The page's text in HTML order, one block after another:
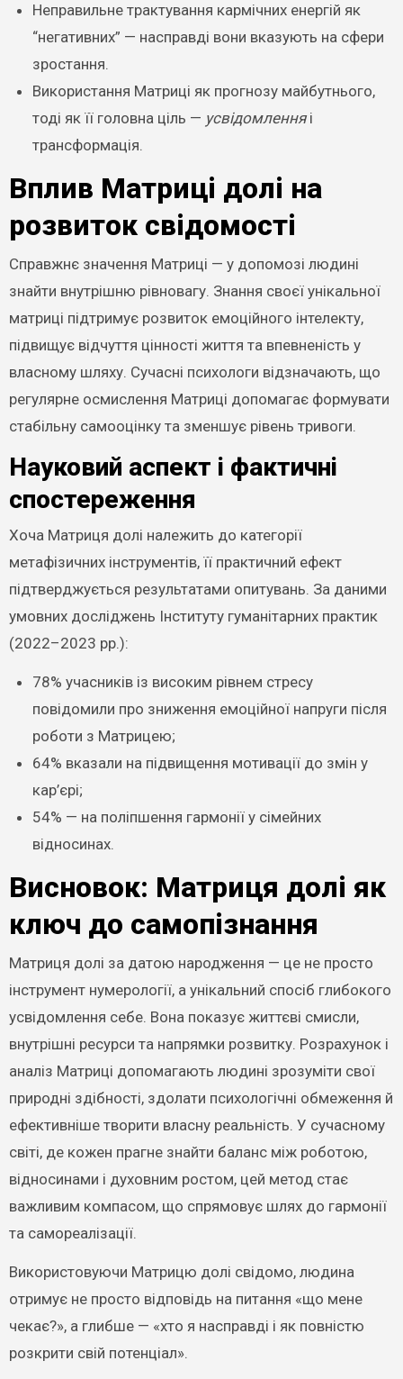
Неправильне трактування кармічних енергій як
“негативних” — насправді вони вказують на сфери
зростання.
Використання Матриці як прогнозу майбутнього,
тоді як її головна ціль — усвідомленняі
трансформація.
Вплив Матриці долі на
розвиток свідомості
Справжнє значення Матриці — у допомозі людині
знайти внутрішню рівновагу. Знання своєї унікальної
матриці підтримує розвиток емоційного інтелекту,
підвищує відчуття цінності життя та впевненість у
власному шляху. Сучасні психологи відзначають, що
регулярне осмислення Матриці допомагає формувати
стабільну самооцінку та зменшує рівень тривоги.
Науковий аспект і фактичні
спостереження
Хоча Матриця долі належить до категорії
метафізичних інструментів, її практичний ефект
підтверджується результатами опитувань. За даними
умовних досліджень Інституту гуманітарних практик
(2022–2023 рр.):
78% учасників із високим рівнем стресу
повідомили про зниження емоційної напруги після
роботи з Матрицею;
64% вказали на підвищення мотивації до змін у
кар’єрі;
54% — на поліпшення гармонії у сімейних
відносинах.
Висновок: Матриця долі як
ключ до самопізнання
Матриця долі за датою народження — це не просто
інструмент нумерології, а унікальний спосіб глибокого
усвідомлення себе. Вона показує життєві смисли,
внутрішні ресурси та напрямки розвитку. Розрахунок і
аналіз Матриці допомагають людині зрозуміти свої
природні здібності, здолати психологічні обмеження й
ефективніше творити власну реальність. У сучасному
світі, де кожен прагне знайти баланс між роботою,
відносинами і духовним ростом, цей метод стає
важливим компасом, що спрямовує шлях до гармонії
та самореалізації.
Використовуючи Матрицю долі свідомо, людина
отримує не просто відповідь на питання «що мене
чекає?», а глибше — «хто я насправді і як повністю
розкрити свій потенціал».